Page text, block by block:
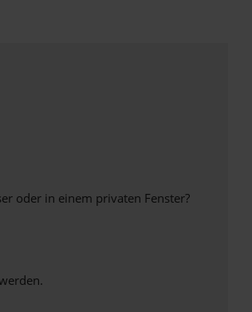
oder in einem privaten Fenster?